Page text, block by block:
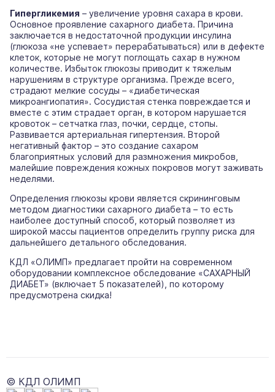
Гипергликемия – увеличение уровня сахара в крови.
Основное проявление сахарного диабета. Причина
заключается в недостаточной продукции инсулина
(глюкоза «не успевает» перерабатываться) или в дефекте
клеток, которые не могут поглощать сахар в нужном
количестве. Избыток глюкозы приводит к тяжелым
нарушениям в структуре организма. Прежде всего,
страдают мелкие сосуды – «диабетическая
микроангиопатия». Сосудистая стенка повреждается и
вместе с этим страдает орган, в котором нарушается
кровоток – сетчатка глаз, почки, сердце, стопы.
Развивается артериальная гипертензия. Второй
негативный фактор – это создание сахаром
благоприятных условий для размножения микробов,
малейшие повреждения кожных покровов могут заживать
неделями.
Определения глюкозы крови является скрининговым
методом диагностики сахарного диабета – то есть
наиболее доступный способ, который позволяет из
широкой массы пациентов определить группу риска для
дальнейшего детального обследования.
КДЛ «ОЛИМП» предлагает пройти на современном
оборудовании комплексное обследование «САХАРНЫЙ
ДИАБЕТ» (включает 5 показателей), по которому
предусмотрена скидка!
© КДЛ ОЛИМП